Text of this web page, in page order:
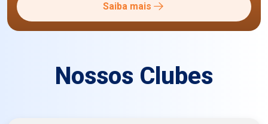
Saiba mais
Nossos Clubes